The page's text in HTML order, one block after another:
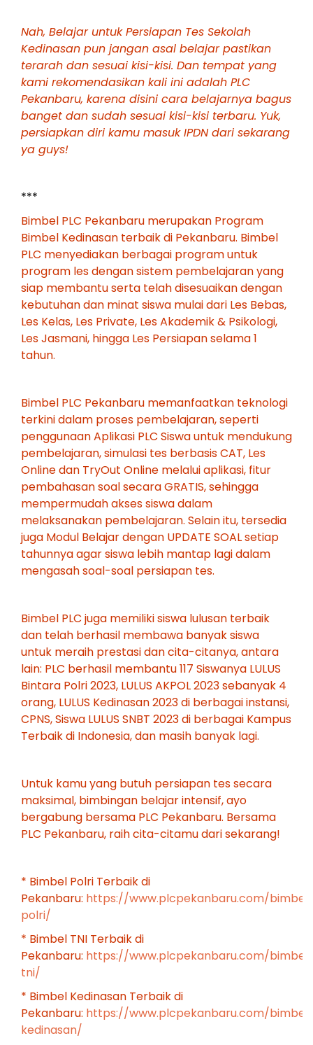
Nah, Belajar untuk Persiapan Tes Sekolah
Kedinasan pun jangan asal belajar pastikan
terarah dan sesuai kisi-kisi. Dan tempat yang
kami rekomendasikan kali ini adalah PLC
Pekanbaru, karena disini cara belajarnya bagus
banget dan sudah sesuai kisi-kisi terbaru. Yuk,
persiapkan diri kamu masuk IPDN dari sekarang
ya guys!
***
Bimbel PLC Pekanbaru merupakan Program
Bimbel Kedinasan terbaik di Pekanbaru. Bimbel
PLC menyediakan berbagai program untuk
program les dengan sistem pembelajaran yang
siap membantu serta telah disesuaikan dengan
kebutuhan dan minat siswa mulai dari Les Bebas,
Les Kelas, Les Private, Les Akademik & Psikologi,
Les Jasmani, hingga Les Persiapan selama 1
tahun.
Bimbel PLC Pekanbaru memanfaatkan teknologi
terkini dalam proses pembelajaran, seperti
penggunaan Aplikasi PLC Siswa untuk mendukung
pembelajaran, simulasi tes berbasis CAT, Les
Online dan TryOut Online melalui aplikasi, fitur
pembahasan soal secara GRATIS, sehingga
mempermudah akses siswa dalam
melaksanakan pembelajaran. Selain itu, tersedia
juga Modul Belajar dengan UPDATE SOAL setiap
tahunnya agar siswa lebih mantap lagi dalam
mengasah soal-soal persiapan tes.
Bimbel PLC juga memiliki siswa lulusan terbaik
dan telah berhasil membawa banyak siswa
untuk meraih prestasi dan cita-citanya, antara
lain: PLC berhasil membantu 117 Siswanya LULUS
Bintara Polri 2023, LULUS AKPOL 2023 sebanyak 4
orang, LULUS Kedinasan 2023 di berbagai instansi,
CPNS, Siswa LULUS SNBT 2023 di berbagai Kampus
Terbaik di Indonesia, dan masih banyak lagi.
Untuk kamu yang butuh persiapan tes secara
maksimal, bimbingan belajar intensif, ayo
bergabung bersama PLC Pekanbaru. Bersama
PLC Pekanbaru, raih cita-citamu dari sekarang!
* Bimbel Polri Terbaik di
Pekanbaru: https://www.plcpekanbaru.com/
polri/
* Bimbel TNI Terbaik di
Pekanbaru: https://www.plcpekanbaru.com/
tni/
* Bimbel Kedinasan Terbaik di
Pekanbaru: https://www.plcpekanbaru.com/
kedinasan/